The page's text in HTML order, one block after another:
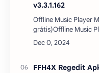
v3.3.1.162
Offline Music Player
grátis)Offline Music
unlocked (Nomad
de música, mp3
FFH4X Regedit